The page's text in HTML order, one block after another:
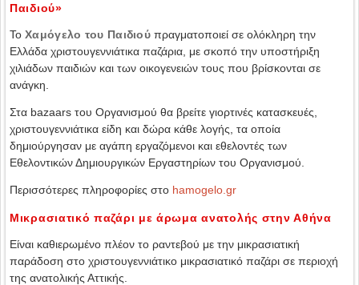
Παιδιού»
Το Χαμόγελο του Παιδιού πραγματοποιεί σε ολόκληρη την
Ελλάδα χριστουγεννιάτικα παζάρια, με σκοπό την υποστήριξη
χιλιάδων παιδιών και των οικογενειών τους που βρίσκονται σε
ανάγκη.
Στα bazaars του Οργανισμού θα βρείτε γιορτινές κατασκευές,
χριστουγεννιάτικα είδη και δώρα κάθε λογής, τα οποία
δημιούργησαν με αγάπη εργαζόμενοι και εθελοντές των
Εθελοντικών Δημιουργικών Εργαστηρίων του Οργανισμού.
Περισσότερες πληροφορίες στο hamogelo.gr
Μικρασιατικό παζάρι με άρωμα ανατολής στην Αθήνα
Είναι καθιερωμένο πλέον το ραντεβού με την μικρασιατική
παράδοση στο χριστουγεννιάτικο μικρασιατικό παζάρι σε περιοχή
της ανατολικής Αττικής.